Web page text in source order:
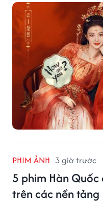
PHIM ẢNH 3 giờ trước
5 phim Hàn
trên các nền tảng